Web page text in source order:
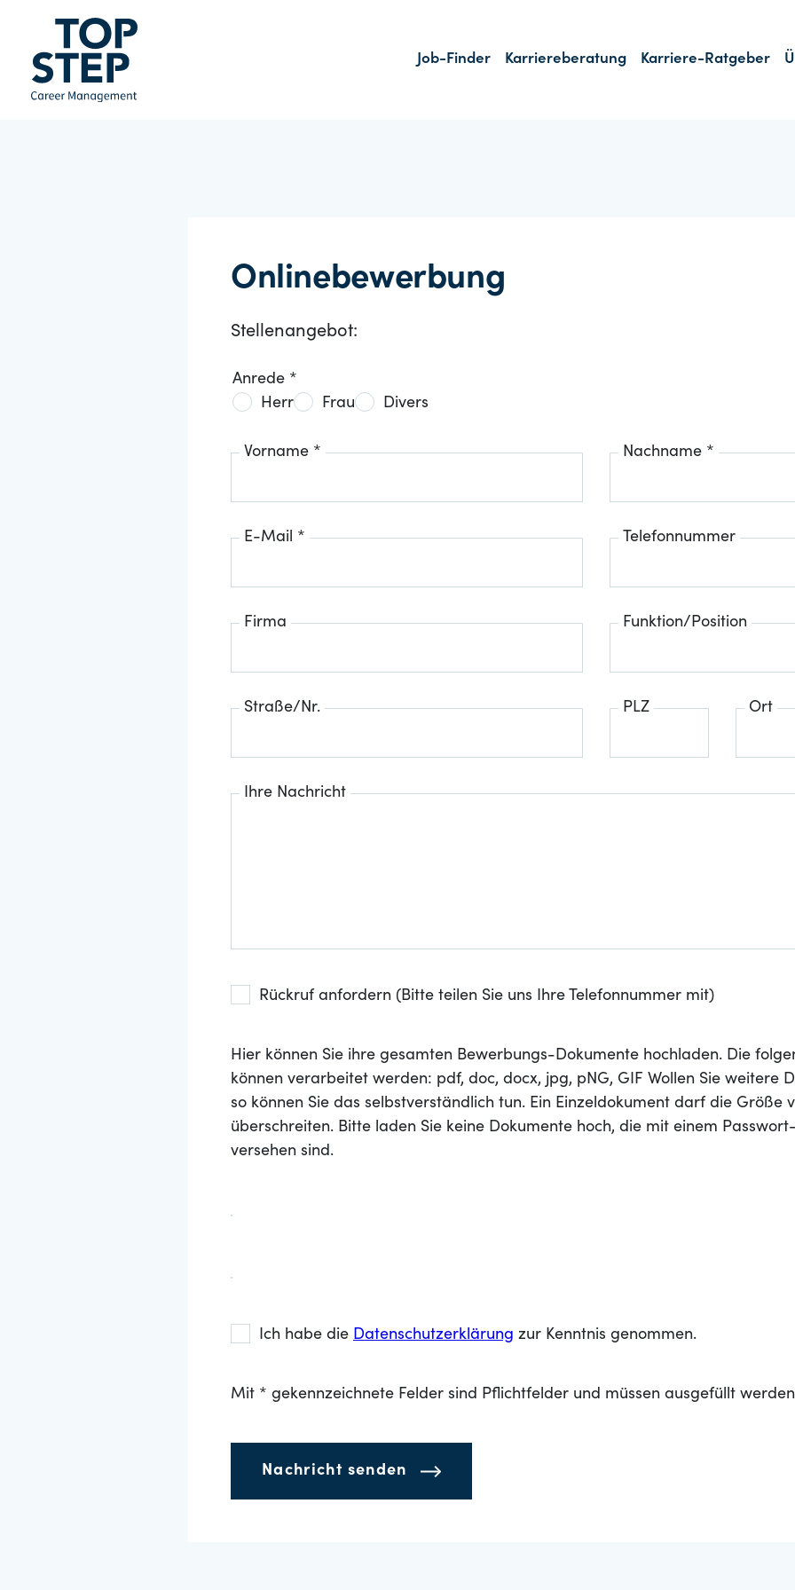
Job-Finder Karriereberatung Karriere-Ratgeber
Onlinebewerbung
Stellenangebot:
Anrede *
Herr
Frau Divers
Vorname * Nachname *
E-Mail * Telefonnummer
Firma Funktion/Position
Straße/Nr. PLZ Ort
Ihre Nachricht
Rückruf anfordern (Bitte teilen Sie uns Ihre Telefonnummer mit)
Hier können Sie ihre gesamten Bewerbungs-Dokumente hochladen. Die
können verarbeitet werden: pdf, doc, docx, jpg, pNG, GIF Wollen Sie weitere
so können Sie das selbstverständlich tun. Ein Einzeldokument darf die Größe
überschreiten. Bitte laden Sie keine Dokumente hoch, die mit einem
versehen sind.
Ich habe die Datenschutzerklärung zur Kenntnis genommen.
Mit * gekennzeichnete Felder sind Pflichtfelder und müssen ausgefüllt
Nachricht senden